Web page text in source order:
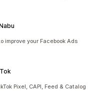
your Facebook Ads
Pixel, CAPI, Feed & Catalog